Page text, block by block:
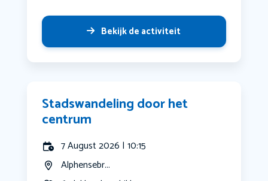
Bekijk de activiteit
Stadswandeling door het
centrum
7 August 2026 | 10:15
Alphensebr...